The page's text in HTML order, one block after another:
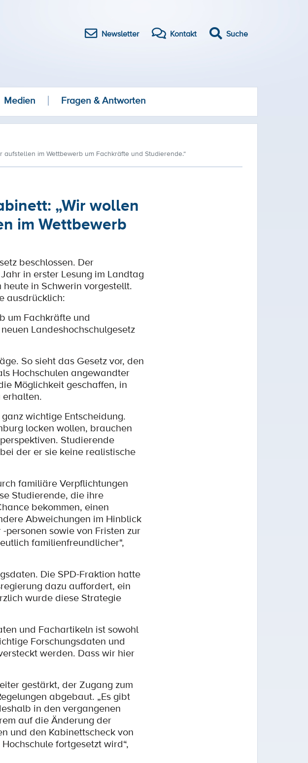
Newsletter Kontakt Suche
Medien Fragen & Antworten
im Wettbewerb um Fachkräfte und Studierende.“
„Wir wollen
im Wettbewerb
beschlossen. Der
in erster Lesung im Landtag
in Schwerin vorgestellt.
ausdrücklich:
um Fachkräfte und
Landeshochschulgesetz
So sieht das Gesetz vor, den
Hochschulen angewandter
Möglichkeit geschaffen, in
erhalten.
wichtige Entscheidung.
locken wollen, brauchen
Studierende
der er sie keine realistische
familiäre Verpflichtungen
Studierende, die ihre
bekommen, einen
Abweichungen im Hinblick
sowie von Fristen zur
familienfreundlicher",
Die SPD-Fraktion hatte
dazu auffordert, ein
wurde diese Strategie
und Fachartikeln ist sowohl
Forschungsdaten und
werden. Dass wir hier
gestärkt, der Zugang zum
abgebaut. „Es gibt
in den vergangenen
auf die Änderung der
und den Kabinettscheck von
fortgesetzt wird“,